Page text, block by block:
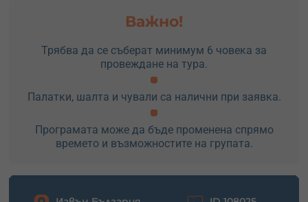
Важно!
Трябва да се съберат минимум 6 човека за
провеждане на тура.
Палатки, шалта и чували са налични при заявка.
Програмата може да бъде променена спрямо
времето и възможностите на групата.